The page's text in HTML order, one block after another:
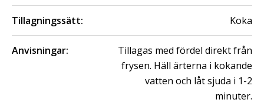
Tillagningssätt: Koka
Anvisningar:
Tillagas med fördel direkt från
frysen. Häll ärterna i kokande
vatten och låt sjuda i 1-2
minuter.